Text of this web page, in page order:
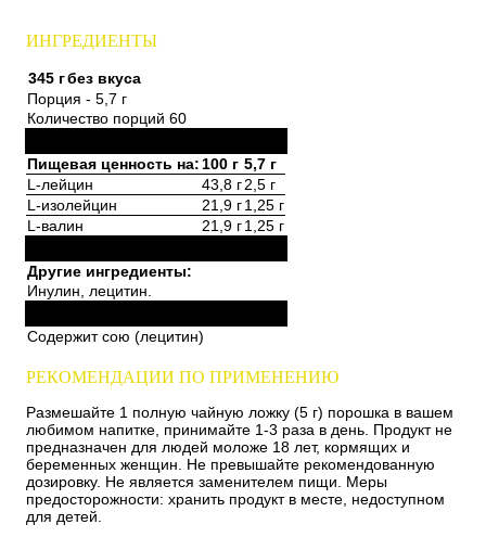
ИНГРЕДИЕНТЫ
345 гбез вкуса
Порция - 5,7 г
Количество порций 60
Пищевая ценность на: 100 г 5,7 г
L-лейцин
43,8 г2,5 г
L-изолейцин
21,9 г1,25 г
L-валин
21,9 г1,25 г
Другие ингредиенты:
Инулин, лецитин.
Содержит сою (лецитин)
РЕКОМЕНДАЦИИ ПО ПРИМЕНЕНИЮ
Размешайте 1 полную чайную ложку (5 г) порошка в вашем
любимом напитке, принимайте 1-3 раза в день. Продукт не
предназначен для людей моложе 18 лет, кормящих и
беременных женщин. Не превышайте рекомендованную
дозировку. Не является заменителем пищи. Меры
предосторожности: хранить продукт в месте, недоступном
для детей.